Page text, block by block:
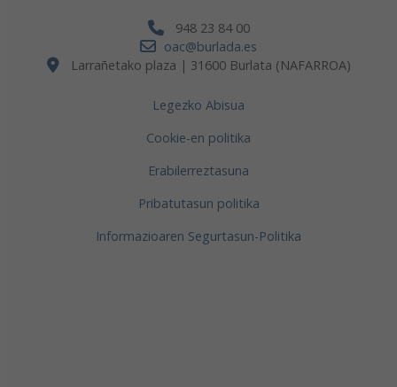
948 23 84 00
oac@burlada.es
Larrañetako plaza | 31600 Burlata (NAFARROA)
Legezko Abisua
Cookie-en politika
Erabilerreztasuna
Pribatutasun politika
Informazioaren Segurtasun-Politika